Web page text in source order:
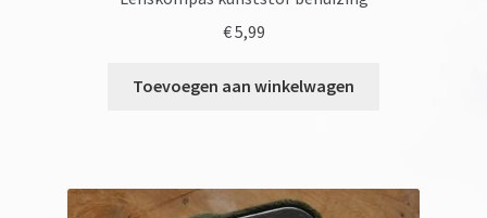
€5,99
Toevoegen aan winkelwagen